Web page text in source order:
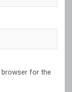
browser for the